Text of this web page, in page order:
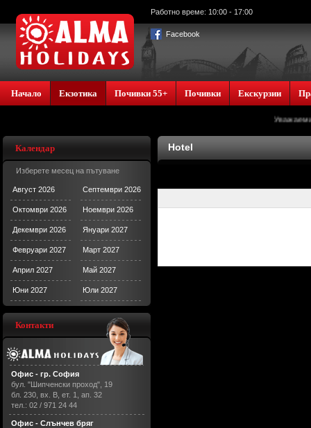
Работно време: 10:00 - 17:00
Facebook
Начало Екзотика Почивки 55+ Почивки Екскурзии
Уважаеми
Календар
Изберете месец на пътуване
Август 2026 Септември 2026
Октомври 2026 Ноември 2026
Декември 2026 Януари 2027
Февруари 2027 Март 2027
Април 2027 Май 2027
Юни 2027 Юли 2027
Контакти
Офис - гр. София
бул. "Шипченски проход", 19
бл. 230, вх. В, ет. 1, ап. 32
тел.: 02 / 971 24 44
Офис - Слънчев бряг
Hotel